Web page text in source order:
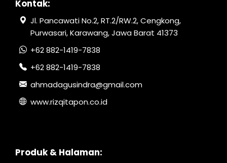
Kontak:
Jl. Pancawati No.2, RT.2/RW.2, Cengkong,
Purwasari, Karawang, Jawa Barat 41373
+62 882-1419-7838
+62 882-1419-7838
ahmadagusindra@gmail.com
www.rizqitapon.co.id
Produk & Halaman: